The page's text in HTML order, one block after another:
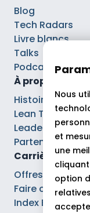
Blog
Tech Radars
Livre blancs
Talks
Podcasts
À propos
Histoire
Lean Tech®
Leaders
Partenaires
Carrières
Offres d’emploi
Faire carrière
Index Ega Pro
Nous
et
une
option